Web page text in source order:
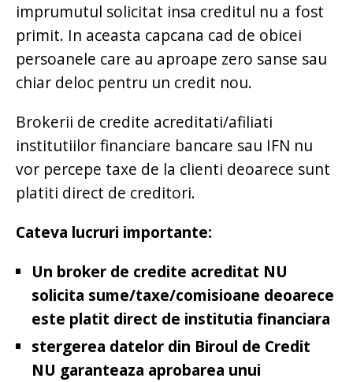
imprumutul solicitat insa creditul nu a fost
primit. In aceasta capcana cad de obicei
persoanele care au aproape zero sanse sau
chiar deloc pentru un credit nou.
Brokerii de credite acreditati/afiliati
institutiilor financiare bancare sau IFN nu
vor percepe taxe de la clienti deoarece sunt
platiti direct de creditori.
Cateva lucruri importante:
Un broker de credite acreditat NU
solicita sume/taxe/comisioane deoarece
este platit direct de institutia financiara
stergerea datelor din Biroul de Credit
NU garanteaza aprobarea unui